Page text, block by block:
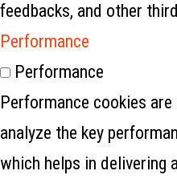
feedbacks, and other
Performance
Performance
Performance cookies
analyze the key
which helps in delivering